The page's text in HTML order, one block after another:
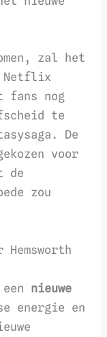
zal het
Netflix
nog
te
De
voor
de
zou
nieuwe
energie en